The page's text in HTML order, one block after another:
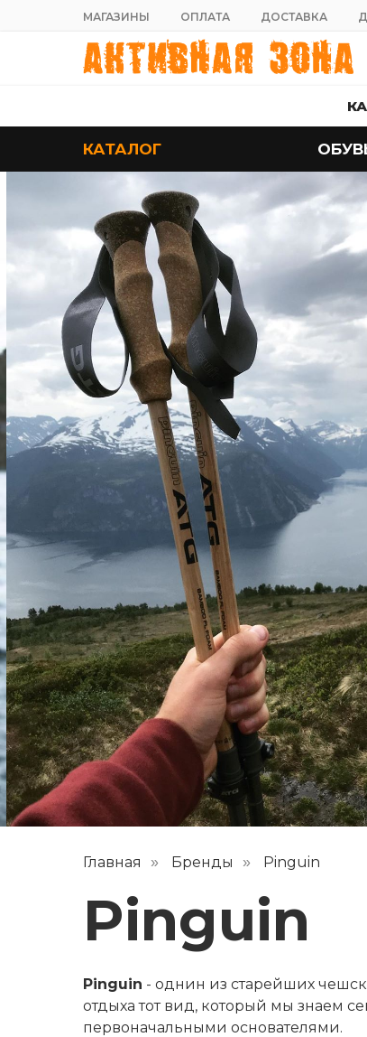
МАГАЗИНЫ ОПЛАТА ДОСТАВКА
КАТАЛОГ
Главная » Бренды » Pinguin
Pinguin
Pinguin - однин из старейших
отдыха тот вид, который мы знаем
первоначальными основателями.